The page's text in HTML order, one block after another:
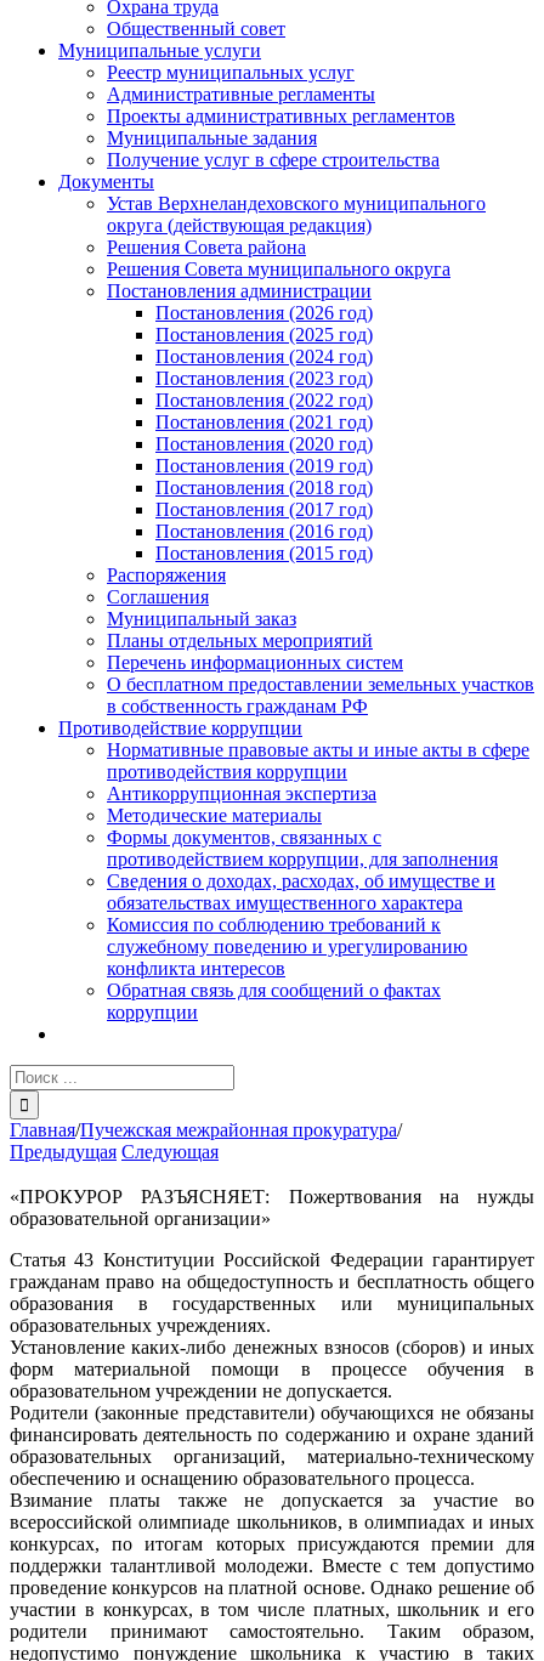
Охрана труда
Общественный совет
Муниципальные услуги
Реестр муниципальных услуг
Административные регламенты
Проекты административных регламентов
Муниципальные задания
Получение услуг в сфере строительства
Документы
Устав Верхнеландеховского муниципального
округа (действующая редакция)
Решения Совета района
Решения Совета муниципального округа
Постановления администрации
Постановления (2026 год)
Постановления (2025 год)
Постановления (2024 год)
Постановления (2023 год)
Постановления (2022 год)
Постановления (2021 год)
Постановления (2020 год)
Постановления (2019 год)
Постановления (2018 год)
Постановления (2017 год)
Постановления (2016 год)
Постановления (2015 год)
Распоряжения
Соглашения
Муниципальный заказ
Планы отдельных мероприятий
Перечень информационных систем
О бесплатном предоставлении земельных участков
в собственность гражданам РФ
Противодействие коррупции
Нормативные правовые акты и иные акты в сфере
противодействия коррупции
Антикоррупционная экспертиза
Методические материалы
Формы документов, связанных с
противодействием коррупции, для заполнения
Сведения о доходах, расходах, об имуществе и
обязательствах имущественного характера
Комиссия по соблюдению требований к
служебному поведению и урегулированию
конфликта интересов
Обратная связь для сообщений о фактах
коррупции
Результат
поиска:
Главная/Пучежская межрайонная прокуратура/
Предыдущая Следующая
«ПРОКУРОР РАЗЪЯСНЯЕТ: Пожертвования на нужды
образовательной организации»
Статья 43 Конституции Российской Федерации гарантирует
гражданам право на общедоступность и бесплатность общего
образования в государственных или муниципальных
образовательных учреждениях.
Установление каких-либо денежных взносов (сборов) и иных
форм материальной помощи в процессе обучения в
образовательном учреждении не допускается.
Родители (законные представители) обучающихся не обязаны
финансировать деятельность по содержанию и охране зданий
образовательных организаций, материально-техническому
обеспечению и оснащению образовательного процесса.
Взимание платы также не допускается за участие во
всероссийской олимпиаде школьников, в олимпиадах и иных
конкурсах, по итогам которых присуждаются премии для
поддержки талантливой молодежи. Вместе с тем допустимо
проведение конкурсов на платной основе. Однако решение об
участии в конкурсах, в том числе платных, школьник и его
родители принимают самостоятельно. Таким образом,
недопустимо понуждение школьника к участию в таких